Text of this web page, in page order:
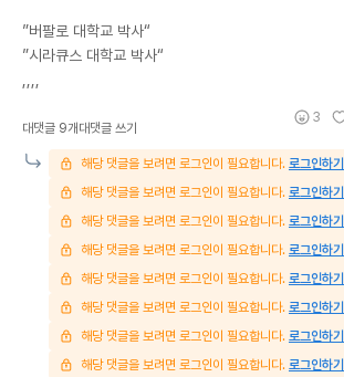
”버팔로 대학교 박사“
”시라큐스 대학교 박사“
대댓글 9개대댓글 쓰기
3
해당 댓글을 보려면 로그인이 필요합니다. 로그인하기
해당 댓글을 보려면 로그인이 필요합니다. 로그인하기
해당 댓글을 보려면 로그인이 필요합니다. 로그인하기
해당 댓글을 보려면 로그인이 필요합니다. 로그인하기
해당 댓글을 보려면 로그인이 필요합니다. 로그인하기
해당 댓글을 보려면 로그인이 필요합니다. 로그인하기
해당 댓글을 보려면 로그인이 필요합니다. 로그인하기
해당 댓글을 보려면 로그인이 필요합니다. 로그인하기